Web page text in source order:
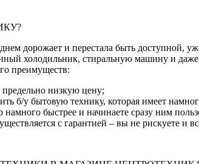
дорожает и перестала быть доступной,
холодильник, стиральную машину и
преимуществ:
предельно низкую цену;
б/у бытовую технику, которая имеет
быстрее и начинаете сразу ним
с гарантией – вы не рискуете и